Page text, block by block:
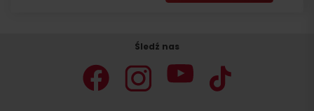
Śledź nas